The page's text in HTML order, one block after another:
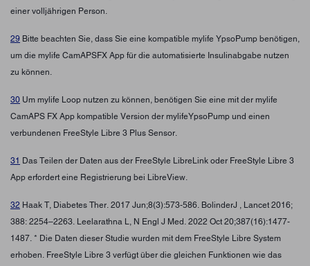
einer volljährigen Person.
29 Bitte beachten Sie, dass Sie eine kompatible mylife YpsoPump benötigen,
um die mylife CamAPSFX App für die automatisierte Insulinabgabe nutzen
zu können.
30 Um mylife Loop nutzen zu können, benötigen Sie eine mit der mylife
CamAPS FX App kompatible Version der mylifeYpsoPump und einen
verbundenen FreeStyle Libre 3 Plus Sensor.
31 Das Teilen der Daten aus der FreeStyle LibreLink oder FreeStyle Libre 3
App erfordert eine Registrierung bei LibreView.
32 Haak T, Diabetes Ther. 2017 Jun;8(3):573-586. BolinderJ , Lancet 2016;
388: 2254–2263. Leelarathna L, N Engl J Med. 2022 Oct 20;387(16):1477-
1487. * Die Daten dieser Studie wurden mit dem FreeStyle Libre System
erhoben. FreeStyle Libre 3 verfügt über die gleichen Funktionen wie das